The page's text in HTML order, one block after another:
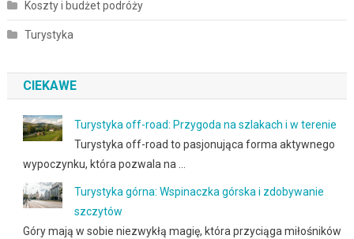
Koszty i budżet podróży
Turystyka
CIEKAWE
Turystyka off-road: Przygoda na szlakach i w terenie
Turystyka off-road to pasjonująca forma aktywnego
wypoczynku, która pozwala na …
Turystyka górna: Wspinaczka górska i zdobywanie
szczytów
Góry mają w sobie niezwykłą magię, która przyciąga miłośników